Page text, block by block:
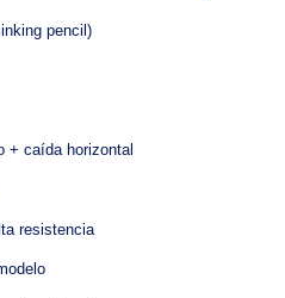
pencil)
+ caída horizontal
resistencia